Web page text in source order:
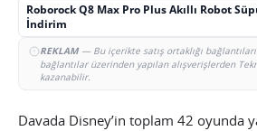
Roborock Q8 Max Pro Plus Akıllı Robot
İndirim
REKLAM— Bu içerikte satış ortaklığı
bağlantılar üzerinden yapılan alışverişlerden
kazanabilir.
Davada Disney’in toplam 42 oyunda